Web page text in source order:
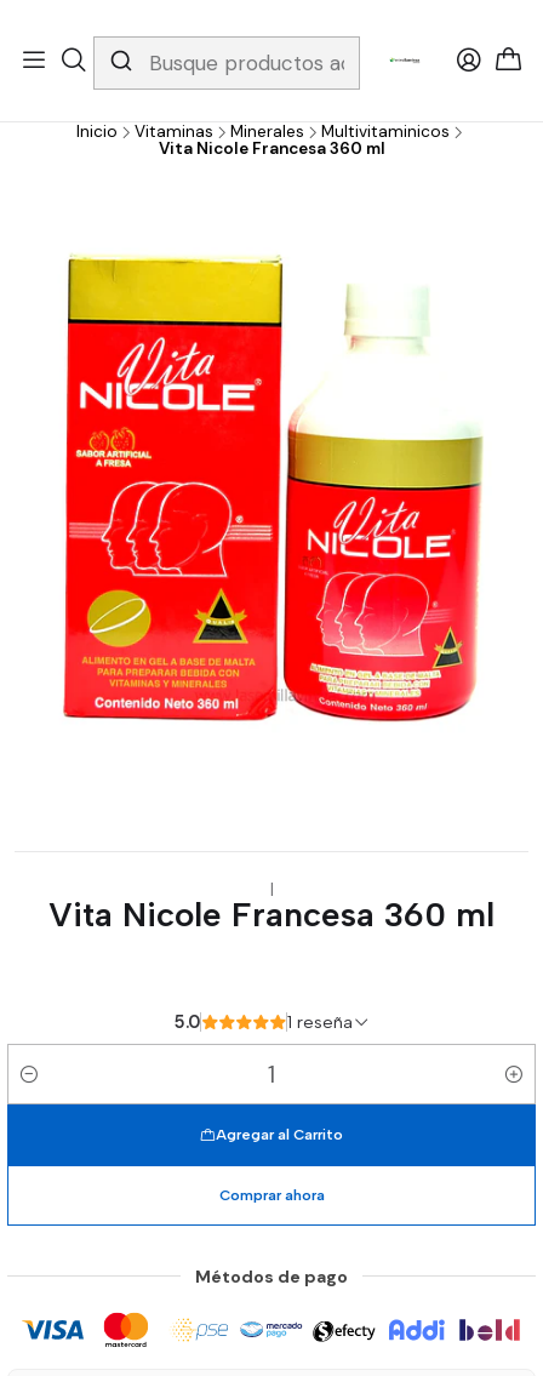
Whatsapp 3229079958/ Fijo 6019251796 / Envios a todo el país y
gratis apartir de 199.000!
Inicio Vitaminas Minerales
Multivitaminicos
Vita Nicole Francesa 360 ml
|
Vita Nicole Francesa 360 ml
5.0 1 reseña
Cantidad
Agregar al Carrito
Comprar ahora
Métodos de pago